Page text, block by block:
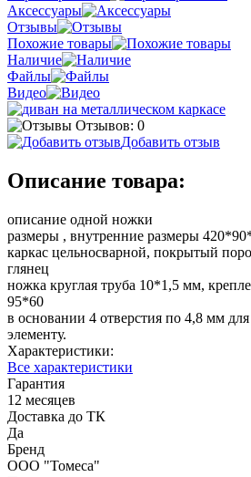
Аксессуары
Отзывы
Похожие товары
Наличие
Файлы
Видео
Отзывов: 0
Добавить отзыв
Описание товара:
описание одной ножки
размеры , внутренние размеры
каркас цельносварной, покрытый
глянец
ножка круглая труба 10*1,5 мм,
95*60
в основании 4 отверстия по 4,8 мм
элементу.
Характеристики:
Все характеристики
Гарантия
12 месяцев
Доставка до ТК
Да
Бренд
ООО "Томеса"